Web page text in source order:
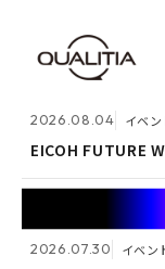
2026.08.04 イベン
EICOH FUTURE
2026.07.30 イベン
2026.08.04 イベン
EICOH FUTURE
2026.07.30 イベン
2026.07.30
クオリティアユー
催 〜リアルな交流
がる想いを未来へ